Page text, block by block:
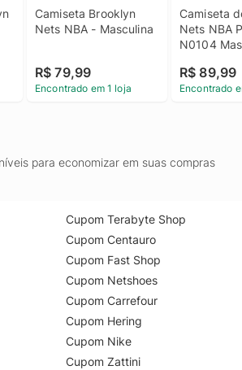
Camiseta Brooklyn
Nets NBA - Masculina
R$ 79,99
Encontrado em 1 loja
Camiseta
Nets NBA
N0104
R$ 89,99
Encontrado
para economizar em suas compras
Cupom Terabyte Shop
Cupom Centauro
Cupom Fast Shop
Cupom Netshoes
Cupom Carrefour
Cupom Hering
Cupom Nike
Cupom Zattini